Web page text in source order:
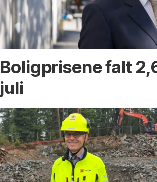
Boligprisene falt
juli